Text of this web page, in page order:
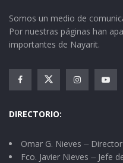
Somos un medio de
Por nuestras páginas han
importantes de Nayarit.
DIRECTORIO:
Omar G. Nieves ⏤
Fco. Javier Nieves ⏤ Jefe